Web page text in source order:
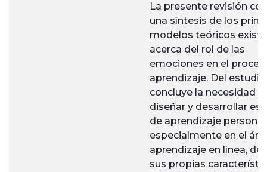
La presente revisión
una síntesis de los
modelos teóricos
acerca del rol de las
emociones en el
aprendizaje. Del
concluye la necesidad
diseñar y desarrollar
de aprendizaje
especialmente en el
aprendizaje en línea,
sus propias